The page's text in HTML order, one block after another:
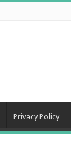
Privacy Policy